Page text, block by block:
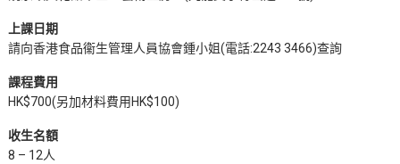
上課日期
請向香港食品衞生管理人員協會鍾小姐(電話:2243 3466)查詢
課程費用
HK$700(另加材料費用HK$100)
收生名額
8 – 12人